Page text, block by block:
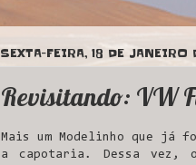
SEXTA-FEIRA, 18 DE JANEIRO
Revisitando: VW
Mais um Modelinho que já
a capotaria. Dessa